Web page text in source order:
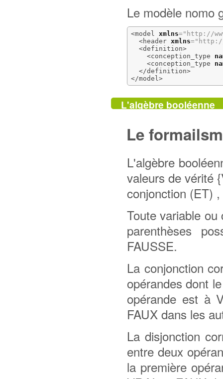
Le modèle nomo
<model xmlns="http://
<header xmlns="http://
<definition>
<conception_type
<conception_type
</definition>
</model>
L'algèbre booléenne
Le
L'algèbre
valeurs de vérité
conjonction (ET)
Toute variable
parenthèses
FAUSSE.
La conjonction
opérandes dont
opérande est à
FAUX dans les
La disjonction
entre deux
la première